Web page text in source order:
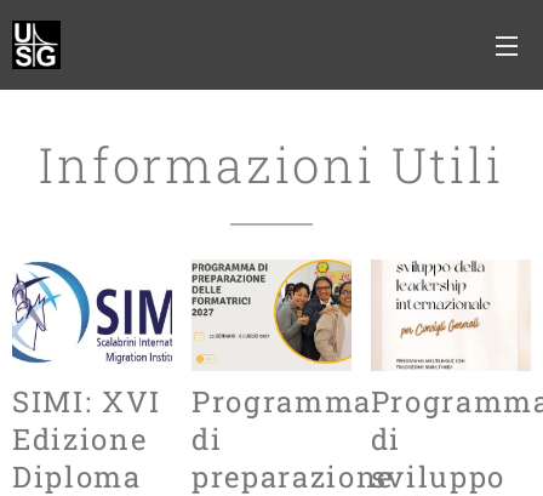
Informazioni Utili
SIMI: XVI
Edizione
Diploma
Programma
di
preparazione
di
sviluppo